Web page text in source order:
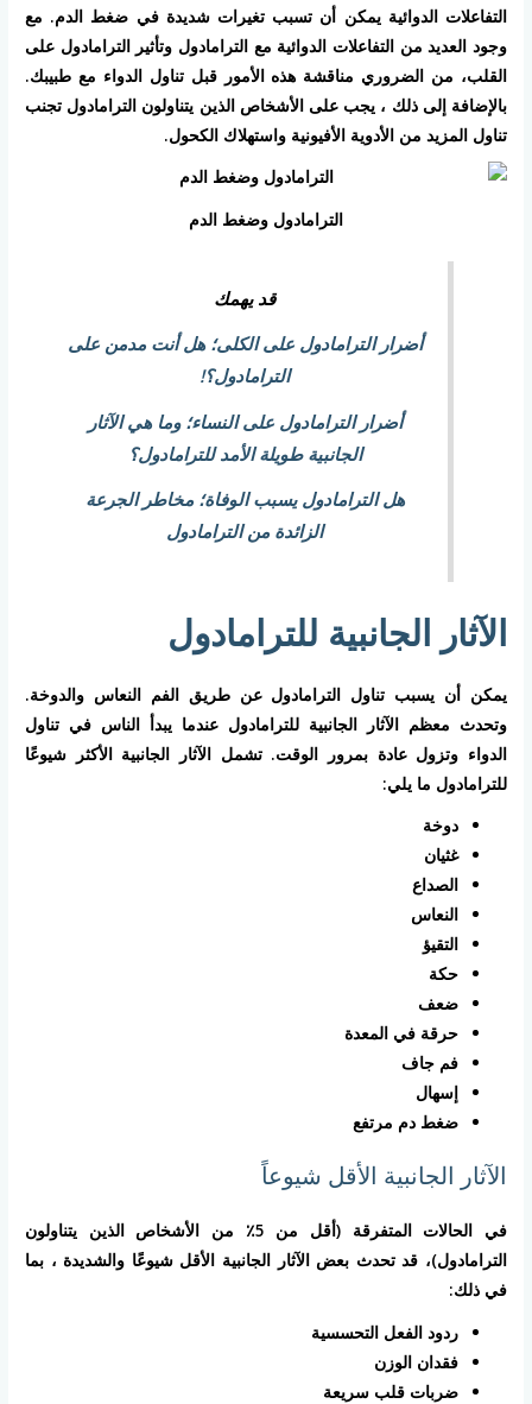
التفاعلات الدوائية يمكن أن تسبب تغيرات شديدة في ضغط الدم. مع
وجود العديد من التفاعلات الدوائية مع الترامادول وتأثير الترامادول على
القلب، من الضروري مناقشة هذه الأمور قبل تناول الدواء مع طبيبك.
بالإضافة إلى ذلك ، يجب على الأشخاص الذين يتناولون الترامادول تجنب
تناول المزيد من الأدوية الأفيونية واستهلاك الكحول.
الترامادول وضغط الدم
قد يهمك
أضرار الترامادول على الكلى؛ هل أنت مدمن على
الترامادول؟!
أضرار الترامادول على النساء؛ وما هي الآثار
الجانبية طويلة الأمد للترامادول؟
هل الترامادول يسبب الوفاة؛ مخاطر الجرعة
الزائدة من الترامادول
الآثار الجانبية للترامادول
يمكن أن يسبب تناول الترامادول عن طريق الفم النعاس والدوخة.
وتحدث معظم الآثار الجانبية للترامادول عندما يبدأ الناس في تناول
الدواء وتزول عادة بمرور الوقت. تشمل الآثار الجانبية الأكثر شيوعًا
للترامادول ما يلي:
دوخة
غثيان
الصداع
النعاس
التقيؤ
حكة
ضعف
حرقة في المعدة
فم جاف
إسهال
ضغط دم مرتفع
الآثار الجانبية الأقل شيوعاً
في الحالات المتفرقة (أقل من 5٪ من الأشخاص الذين يتناولون
الترامادول)، قد تحدث بعض الآثار الجانبية الأقل شيوعًا والشديدة ، بما
في ذلك:
ردود الفعل التحسسية
فقدان الوزن
ضربات قلب سريعة